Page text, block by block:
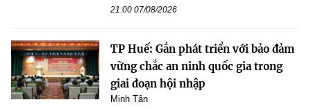
21:00 07/08/2026
TP Huế: Gắn phát triển với bảo đảm
vững chắc an ninh quốc gia trong
giai đoạn hội nhập
Minh Tân